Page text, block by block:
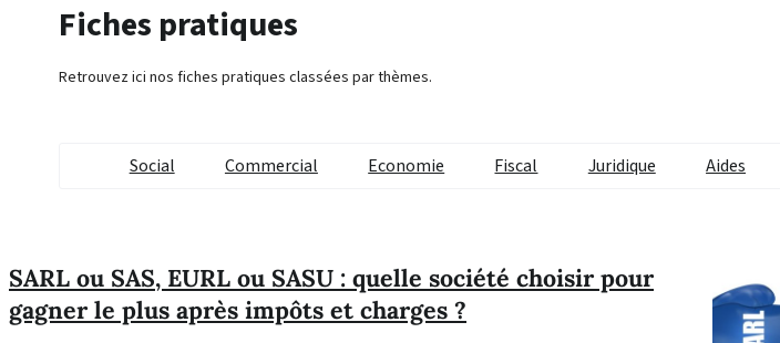
Fiches pratiques
Retrouvez ici nos fiches pratiques classées par thèmes.
Social Commercial Economie Fiscal Juridique Aides
SARL ou SAS, EURL ou SASU : quelle société choisir pour
gagner le plus après impôts et charges ?